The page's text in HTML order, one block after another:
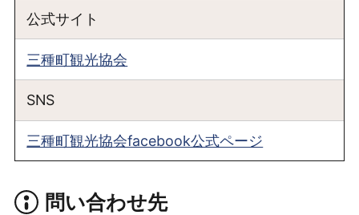
公式サイト
三種町観光協会
SNS
三種町観光協会facebook公式ページ
問い合わせ先